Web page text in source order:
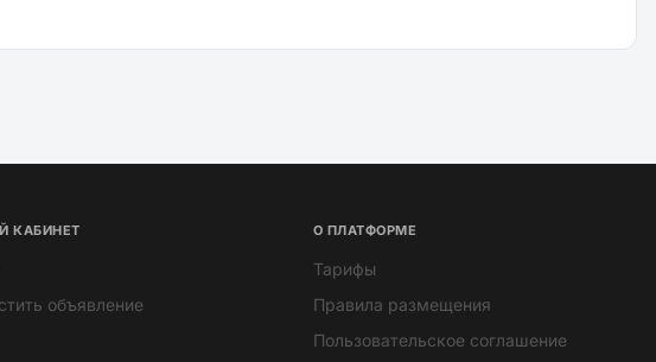
КАБИНЕТ
объявление
О ПЛАТФОРМЕ
Тарифы
Правила размещения
Пользовательское соглашение